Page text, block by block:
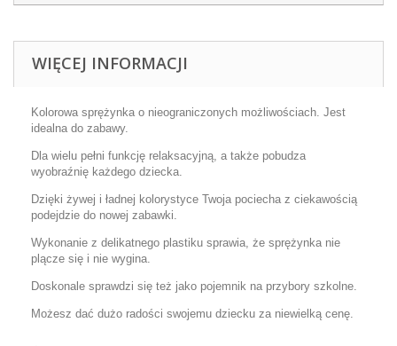
WIĘCEJ INFORMACJI
Kolorowa sprężynka o nieograniczonych możliwościach. Jest
idealna do zabawy.
Dla wielu pełni funkcję relaksacyjną, a także pobudza
wyobraźnię każdego dziecka.
Dzięki żywej i ładnej kolorystyce Twoja pociecha z ciekawością
podejdzie do nowej zabawki.
Wykonanie z delikatnego plastiku sprawia, że sprężynka nie
plącze się i nie wygina.
Doskonale sprawdzi się też jako pojemnik na przybory szkolne.
Możesz dać dużo radości swojemu dziecku za niewielką cenę.